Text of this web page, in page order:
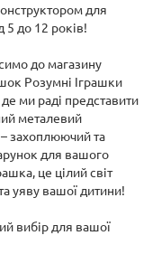
для
5 до 12 років!
до магазину
Розумні Іграшки
ми раді представити
металевий
захоплюючий та
для вашого
це цілий світ
уяву вашої дитини!
вибір для вашої